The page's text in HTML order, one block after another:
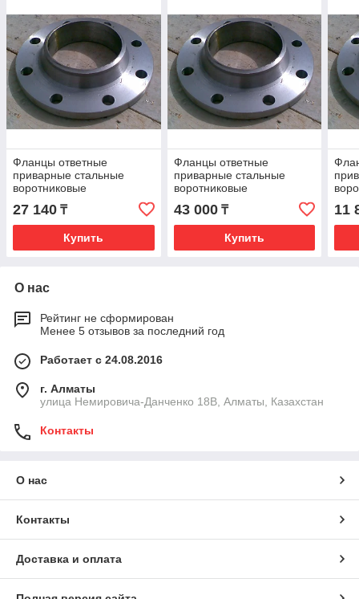
Фланцы ответные
приварные стальные
воротниковые
ГОСТ12821-80 Ру-63
Ду-150
27 140 ₸
Купить
Фланцы ответные
приварные стальные
воротниковые
ГОСТ12821-80 Ру-63
Ду-200
43 000₸
Купить
Ду-
11
О нас
Рейтинг не сформирован
Менее 5 отзывов за последний год
Работает с 24.08.2016
г. Алматы
улица Немировича-Данченко 18В, Алматы, Казахстан
Контакты
О нас
Контакты
Доставка и оплата